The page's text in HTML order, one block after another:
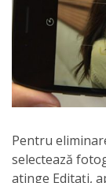
Pentru
selectează
atinge Editați,